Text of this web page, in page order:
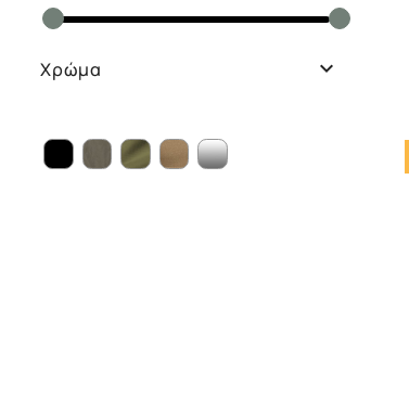
Χρώμα 